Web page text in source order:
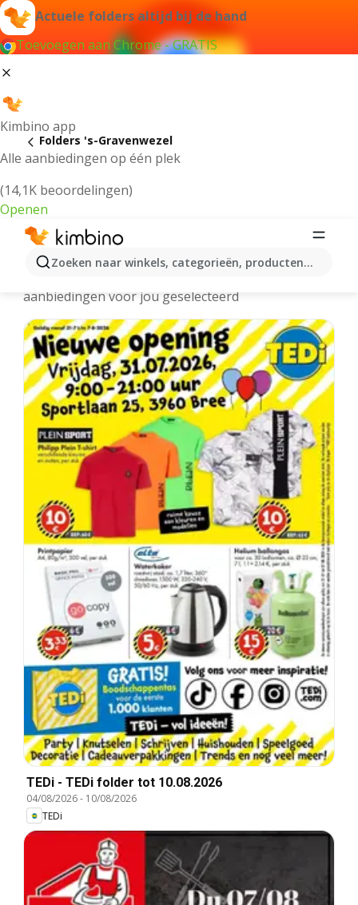
Actuele folders altijd bij de hand
Toevoegen aan Chrome - GRATIS
Kimbino app
Alle aanbiedingen op één plek
(14,1K beoordelingen)
Openen
Zoeken naar winkels, categorieën, producten...
Folders 's-Gravenwezel
's-Gravenwezel folders online
aanbiedingen voor jou geselecteerd
TEDi - TEDi folder tot 10.08.2026
04/08/2026- 10/08/2026
TEDi